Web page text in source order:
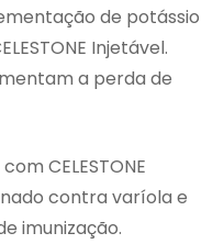
de potássio
Injetável.
a perda de
CELESTONE
contra varíola e
imunização.